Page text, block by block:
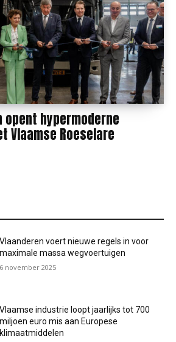
opent hypermoderne
Vlaamse Roeselare
Vlaanderen voert nieuwe regels in voor
maximale massa wegvoertuigen
6 november 2025
Vlaamse industrie loopt jaarlijks tot 700
miljoen euro mis aan Europese
klimaatmiddelen